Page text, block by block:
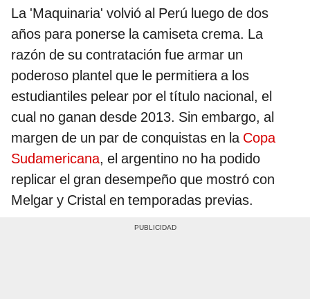
La 'Maquinaria' volvió al Perú luego de dos
años para ponerse la camiseta crema. La
razón de su contratación fue armar un
poderoso plantel que le permitiera a los
estudiantiles pelear por el título nacional, el
cual no ganan desde 2013. Sin embargo, al
margen de un par de conquistas en laCopa
Sudamericana, el argentino no ha podido
replicar el gran desempeño que mostró con
Melgar y Cristal en temporadas previas.